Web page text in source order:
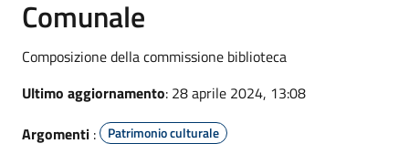
Comunale
Composizione della commissione biblioteca
Ultimo aggiornamento: 28 aprile 2024, 13:08
Argomenti : Patrimonio culturale